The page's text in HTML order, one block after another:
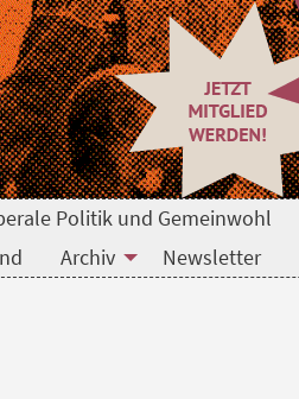
Politik und Gemeinwohl
Archiv Newsletter